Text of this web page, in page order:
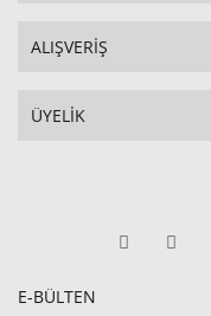
ALIŞVERİŞ
ÜYELİK
E-BÜLTEN